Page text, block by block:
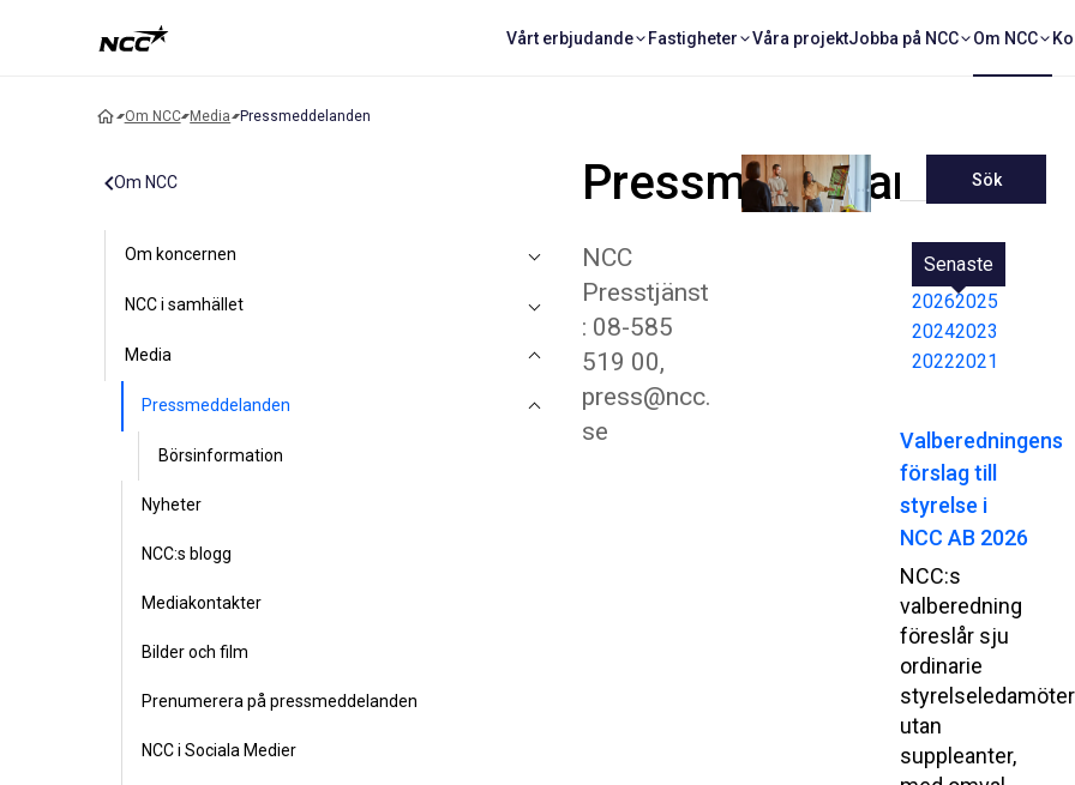
Vårt erbjudande Fastigheter Våra projektJobba på NCC Om NCC
Om NCC Media Pressmeddelanden
Om NCC
Om koncernen
NCC i samhället
Media
Pressmeddelanden
Börsinformation
Nyheter
NCC:s blogg
Mediakontakter
Bilder och film
Prenumerera på pressmeddelanden
NCC i Sociala Medier
Pressmeddelanden
NCC
Presstjänst
: 08-585
519 00,
press@ncc.
se
Sök
Senaste
20262025
20242023
20222021
Valberedningens
förslag till
styrelse i
NCC AB 2026
NCC:s
valberedning
föreslår sju
ordinarie
styrelseledamöter
utan
suppleanter,